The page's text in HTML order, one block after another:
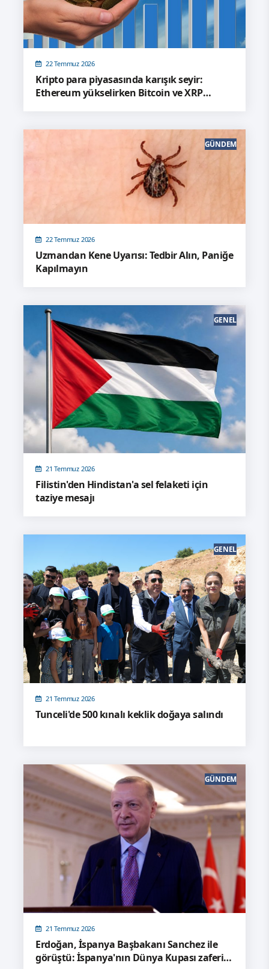
22 Temmuz 2026
Kripto para piyasasında karışık seyir:
Ethereum yükselirken Bitcoin ve XRP
22 Temmuz 2026
Uzmandan Kene Uyarısı: Tedbir Alın, Paniğe
Kapılmayın
GÜNDEM
21 Temmuz 2026
Filistin'den Hindistan'a sel felaketi için
taziye mesajı
GENEL
21 Temmuz 2026
Tunceli'de 500 kınalı keklik doğaya salındı
GENEL
21 Temmuz 2026
Erdoğan, İspanya Başbakanı Sanchez ile
görüştü: İspanya'nın Dünya Kupası zaferini
GÜNDEM